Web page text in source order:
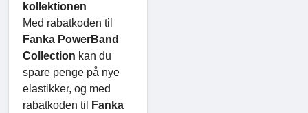
kollektionen
Med rabatkoden til
Fanka PowerBand
Collection kan du
spare penge på nye
elastikker, og med
rabatkoden til
Fanka